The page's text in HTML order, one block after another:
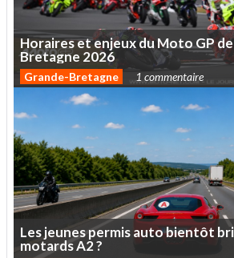
HorairesetenjeuxduMotoGPde
Bretagne 2026
Grande-Bretagne 1 commentaire
Lesjeunespermisautobientôt
motardsA2?